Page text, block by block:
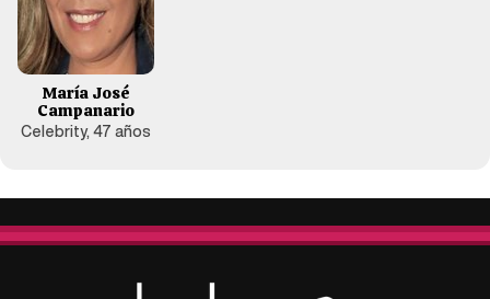
María José
Campanario
Celebrity, 47 años